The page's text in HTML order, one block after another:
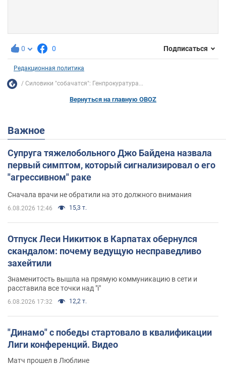
0 0 Подписаться
Редакционная политика
Силовики "собачатся": Генпрокуратура...
Вернуться на главную OBOZ
Важное
Супруга тяжелобольного Джо Байдена назвала
первый симптом, который сигнализировал о его
"агрессивном" раке
Сначала врачи не обратили на это должного внимания
6.08.2026 12:46 15,3 т.
Отпуск Леси Никитюк в Карпатах обернулся
скандалом: почему ведущую несправедливо
захейтили
Знаменитость вышла на прямую коммуникацию в сети и
расставила все точки над "i"
6.08.2026 17:32 12,2 т.
"Динамо" с победы стартовало в квалификации
Лиги конференций. Видео
Матч прошел в Люблине